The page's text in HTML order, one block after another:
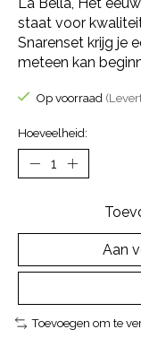
staat voor
Snarenset krijg je
meteen kan
Op voorraad
Hoeveelheid:
Aan
Toevoegen om te